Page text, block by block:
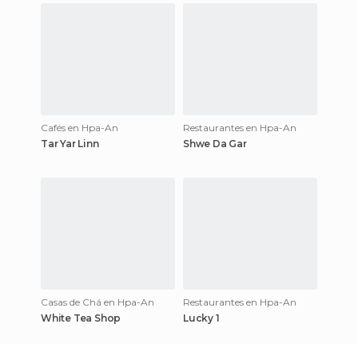
Cafés en Hpa-An
Tar Yar Linn
Restaurantes en Hpa-An
Shwe Da Gar
Casas de Chá en Hpa-An
White Tea Shop
Restaurantes en Hpa-An
Lucky 1